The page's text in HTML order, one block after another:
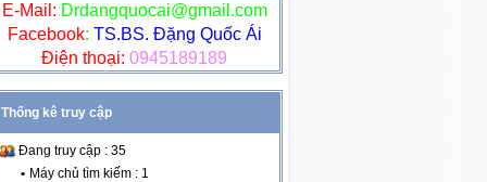
E-Mail: Drdangquocai@gmail.com
Facebook: TS.BS. Đặng Quốc Ái
Điện thoại: 0945189189
Thống kê truy cập
Đang truy cập : 35
• Máy chủ tìm kiếm : 1